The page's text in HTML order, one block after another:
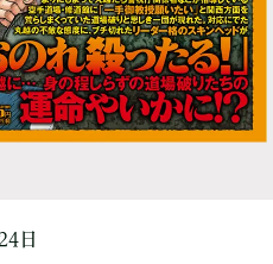
日